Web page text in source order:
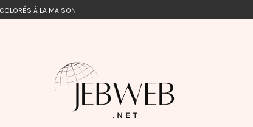
À LA MAISON